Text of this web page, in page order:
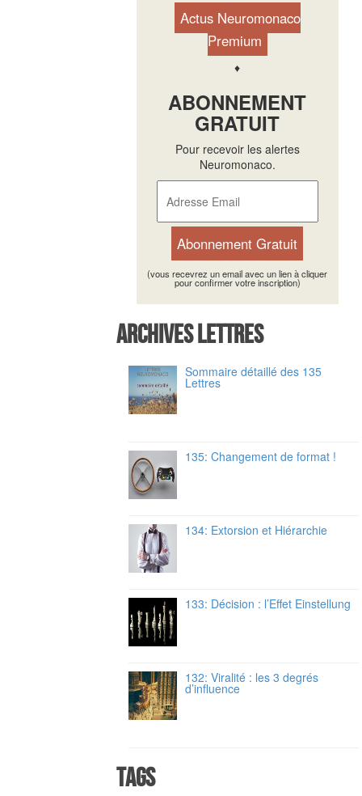
Actus Neuromonaco
Premium
♦
ABONNEMENT
GRATUIT
Pour recevoir les alertes
Neuromonaco.
(vous recevrez un email avec un lien à cliquer
pour confirmer votre inscription)
Archives Lettres
Sommaire détaillé des 135
Lettres
135: Changement de format !
134: Extorsion et Hiérarchie
133: Décision : l’Effet Einstellung
132: Viralité : les 3 degrés
d’influence
Tags